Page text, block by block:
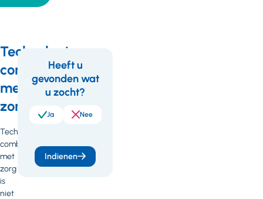
Technologie
combineren
met
zorg
Technologie
combineren
met
zorg
is
niet
Feedback
Heeft u
gevonden wat
u zocht?
Ja Nee
Indienen